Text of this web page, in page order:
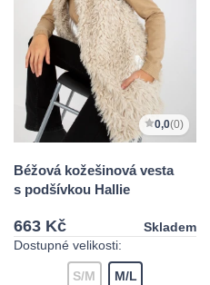
0,0(0)
Béžová kožešinová vesta
s podšívkou Hallie
663 Kč
Skladem
Dostupné velikosti:
S/M M/L